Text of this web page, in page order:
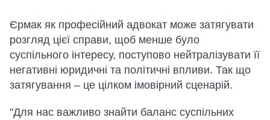
Єрмак як професійний адвокат може затягувати
розгляд цієї справи, щоб менше було
суспільного інтересу, поступово нейтралізувати її
негативні юридичні та політичні впливи. Так що
затягування – це цілком імовірний сценарій.
"Для нас важливо знайти баланс суспільних